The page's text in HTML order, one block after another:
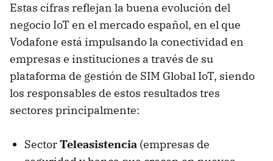
Estas cifras reflejan la buena evolución del
negocio IoT en el mercado español, en el que
Vodafone está impulsando la conectividad en
empresas e instituciones a través de su
plataforma de gestión de SIM Global IoT, siendo
los responsables de estos resultados tres
sectores principalmente:
SectorTeleasistencia (empresas de